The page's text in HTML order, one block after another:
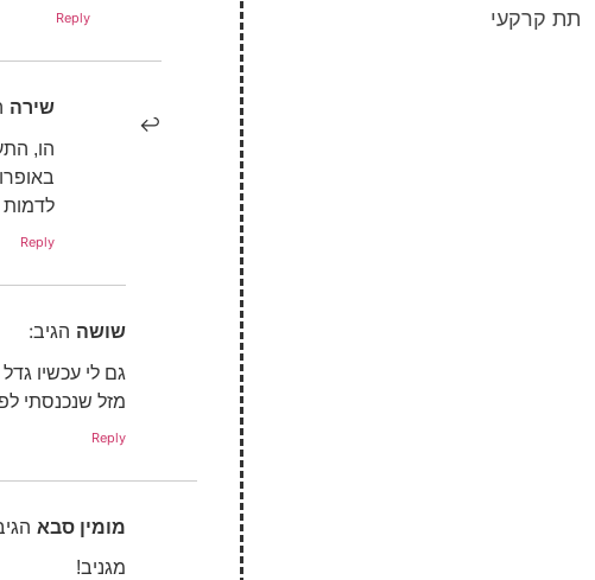
תת קרקעי
Reply
שירה
הו,
לדמות
Reply
שושה הגיב:
גם לי עכשיו גדל
מזל שנכנסתי
Reply
מומין סבא
מגניב!